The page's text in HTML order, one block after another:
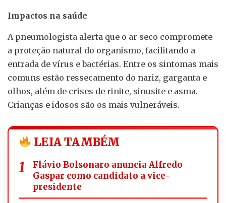
Impactos na saúde
A pneumologista alerta que o ar seco compromete
a proteção natural do organismo, facilitando a
entrada de vírus e bactérias. Entre os sintomas mais
comuns estão ressecamento do nariz, garganta e
olhos, além de crises de rinite, sinusite e asma.
Crianças e idosos são os mais vulneráveis.
LEIA TAMBÉM
Flávio Bolsonaro anuncia Alfredo
Gaspar como candidato a vice-
presidente